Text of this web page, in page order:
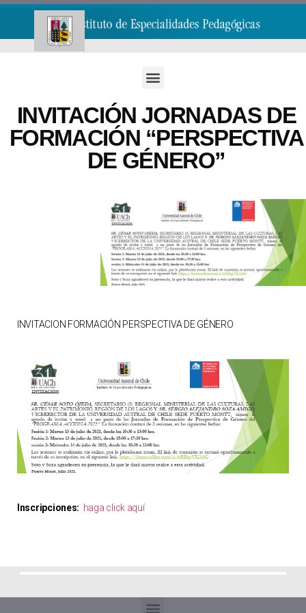
INVITACIÓN JORNADAS DE
FORMACIÓN “PERSPECTIVA
DE GÉNERO”
INVITACION FORMACIÓN PERSPECTIVA DE GÉNERO
Inscripciones: haga click aquí